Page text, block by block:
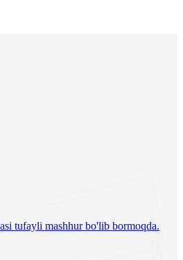
tufayli mashhur bo'lib bormoqda.